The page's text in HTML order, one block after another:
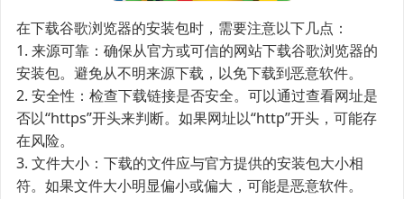
在下载谷歌浏览器的安装包时，需要注意以下几点：
1. 来源可靠：确保从官方或可信的网站下载谷歌浏览器的
安装包。避免从不明来源下载，以免下载到恶意软件。
2. 安全性：检查下载链接是否安全。可以通过查看网址是
否以“https”开头来判断。如果网址以“http”开头，可能存
在风险。
3. 文件大小：下载的文件应与官方提供的安装包大小相
符。如果文件大小明显偏小或偏大，可能是恶意软件。